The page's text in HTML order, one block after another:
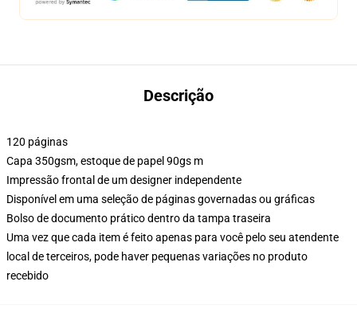
Descrição
120 páginas
Capa 350gsm, estoque de papel 90gs m
Impressão frontal de um designer independente
Disponível em uma seleção de páginas governadas ou gráficas
Bolso de documento prático dentro da tampa traseira
Uma vez que cada item é feito apenas para você pelo seu atendente
local de terceiros, pode haver pequenas variações no produto
recebido